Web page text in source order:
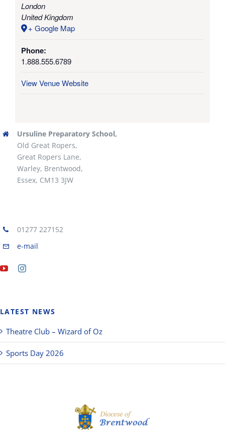
London
United Kingdom
+ Google Map
Phone:
1.888.555.6789
View Venue Website
Ursuline Preparatory School,
Old Great Ropers,
Great Ropers Lane,
Warley, Brentwood,
Essex, CM13 3JW
01277 227152
e-mail
LATEST NEWS
Theatre Club – Wizard of Oz
Sports Day 2026